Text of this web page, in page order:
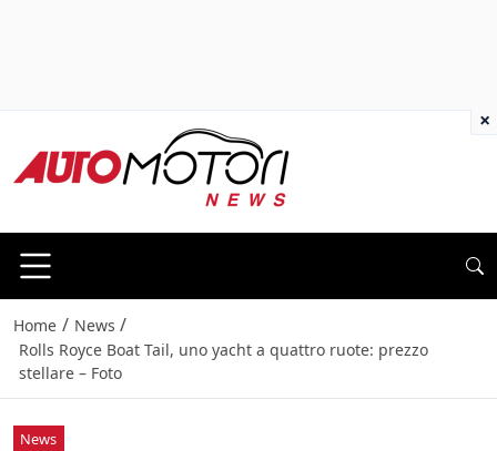
Home / News /
Rolls Royce Boat Tail, uno yacht a quattro ruote: prezzo
stellare – Foto
News
×